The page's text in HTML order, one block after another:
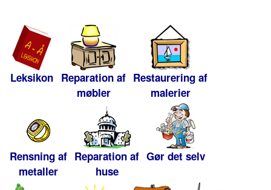
Leksikon Reparation af
møbler
Restaurering af
malerier
Rensning af
metaller
Reparation af
huse
Gør det selv